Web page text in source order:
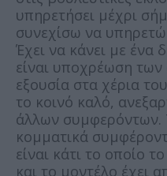
υπηρετήσει μέχρι
συνεχίσω να
Έχει να κάνει με ένα
είναι υποχρέωση
εξουσία στα χέρια
το κοινό καλό,
άλλων συμφερόντων.
κομματικά
είναι κάτι το οποίο
και το μοντέλο έχει